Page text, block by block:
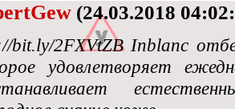
(24.03.2018
bit.ly/2FXVtZB Inblanc
удовлетворяет